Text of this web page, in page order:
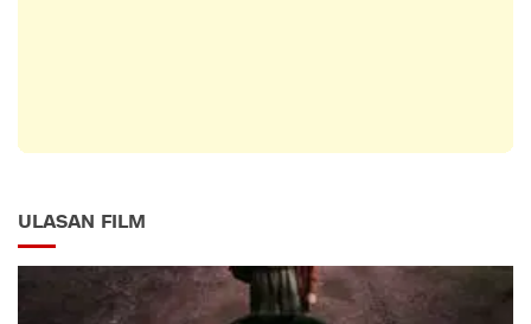
ULASAN FILM